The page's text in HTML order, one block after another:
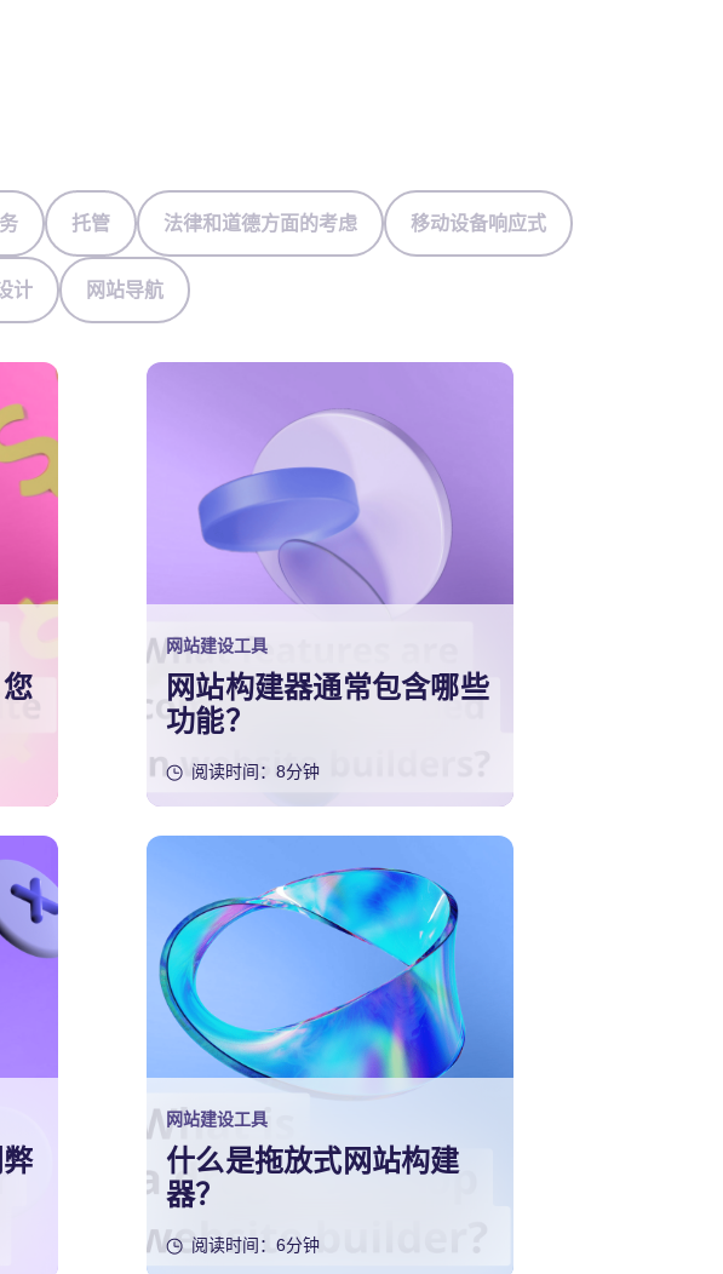
托管 法律和道德方面的考虑 移动设备响应式
计 网站导航
网站建设工具
网站构建器通常包含哪些
功能？
阅读时间：8分钟
网站建设工具
什么是拖放式网站构建
器？
阅读时间：6分钟